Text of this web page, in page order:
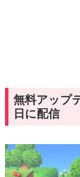
無料アップ
日に配信